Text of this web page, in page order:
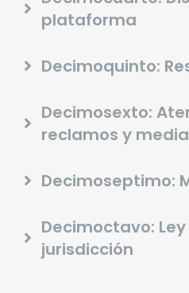
plataforma
Decimoquinto:
Decimosexto:
reclamos y
Decimoseptimo:
Decimoctavo:
jurisdicción